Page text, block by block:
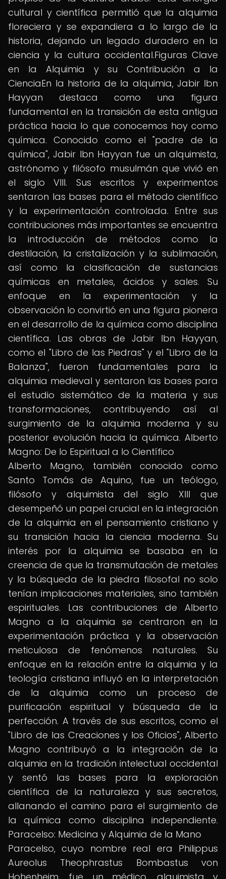
cultural y científica permitió que la alquimia
floreciera y se expandiera a lo largo de la
historia, dejando un legado duradero en la
ciencia y la cultura occidental.Figuras Clave
en la Alquimia y su Contribución a la
CienciaEn la historia de la alquimia, Jabir Ibn
Hayyan destaca como una figura
fundamental en la transición de esta antigua
práctica hacia lo que conocemos hoy como
química. Conocido como el "padre de la
química", Jabir Ibn Hayyan fue un alquimista,
astrónomo y filósofo musulmán que vivió en
el siglo VIII. Sus escritos y experimentos
sentaron las bases para el método científico
y la experimentación controlada. Entre sus
contribuciones más importantes se encuentra
la introducción de métodos como la
destilación, la cristalización y la sublimación,
así como la clasificación de sustancias
químicas en metales, ácidos y sales. Su
enfoque en la experimentación y la
observación lo convirtió en una figura pionera
en el desarrollo de la química como disciplina
científica. Las obras de Jabir Ibn Hayyan,
como el "Libro de las Piedras" y el "Libro de la
Balanza", fueron fundamentales para la
alquimia medieval y sentaron las bases para
el estudio sistemático de la materia y sus
transformaciones, contribuyendo así al
surgimiento de la alquimia moderna y su
posterior evolución hacia la química. Alberto
Magno: De lo Espiritual a lo Científico
Alberto Magno, también conocido como
Santo Tomás de Aquino, fue un teólogo,
filósofo y alquimista del siglo XIII que
desempeñó un papel crucial en la integración
de la alquimia en el pensamiento cristiano y
su transición hacia la ciencia moderna. Su
interés por la alquimia se basaba en la
creencia de que la transmutación de metales
y la búsqueda de la piedra filosofal no solo
tenían implicaciones materiales, sino también
espirituales. Las contribuciones de Alberto
Magno a la alquimia se centraron en la
experimentación práctica y la observación
meticulosa de fenómenos naturales. Su
enfoque en la relación entre la alquimia y la
teología cristiana influyó en la interpretación
de la alquimia como un proceso de
purificación espiritual y búsqueda de la
perfección. A través de sus escritos, como el
"Libro de las Creaciones y los Oficios", Alberto
Magno contribuyó a la integración de la
alquimia en la tradición intelectual occidental
y sentó las bases para la exploración
científica de la naturaleza y sus secretos,
allanando el camino para el surgimiento de
la química como disciplina independiente.
Paracelso: Medicina y Alquimia de la Mano
Paracelso, cuyo nombre real era Philippus
Aureolus Theophrastus Bombastus von